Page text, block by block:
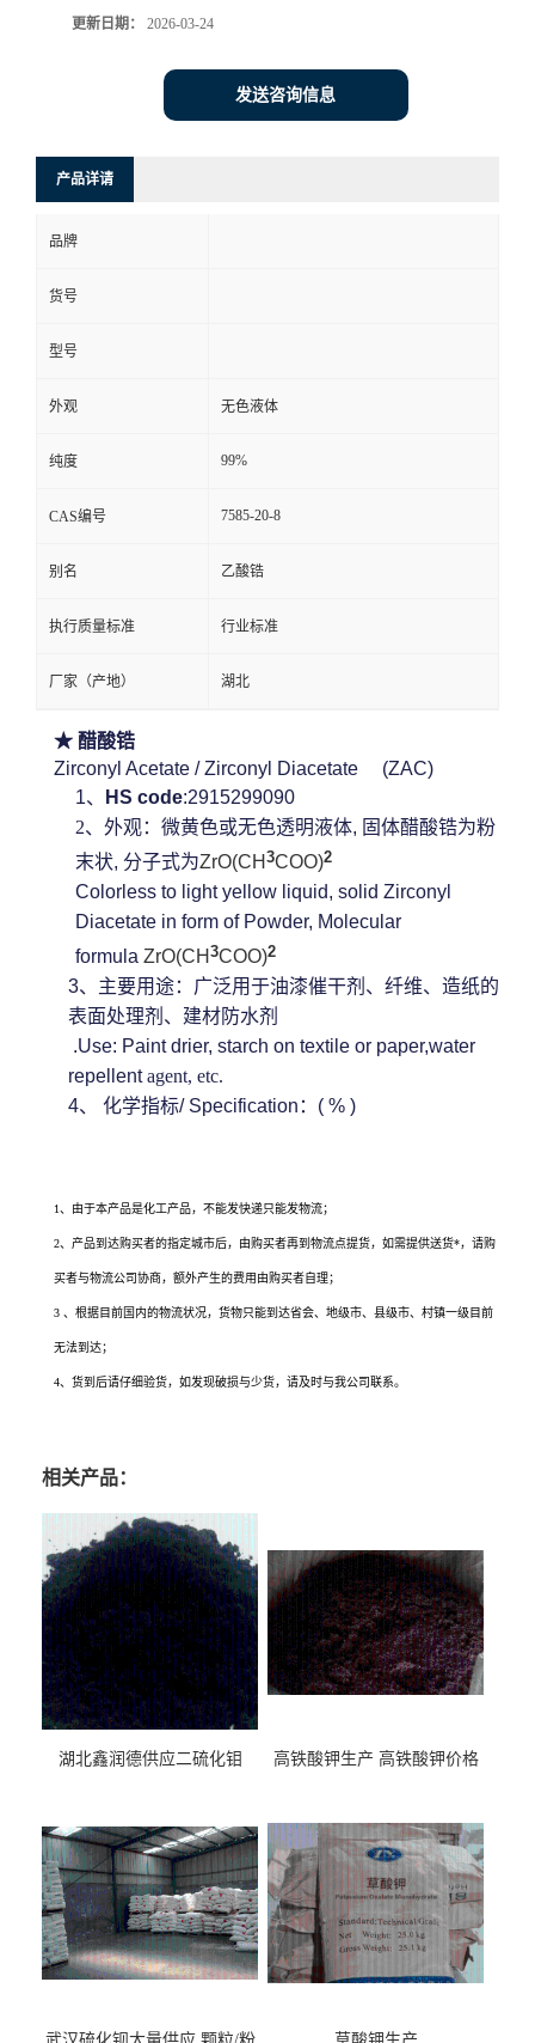
更新日期： 2026-03-24
发送咨询信息
产品详请
品牌
货号
型号
外观 无色液体
纯度 99%
CAS编号 7585-20-8
别名 乙酸锆
执行质量标准 行业标准
厂家（产地） 湖北
★ 醋酸锆
Zirconyl Acetate / Zirconyl Diacetate (ZAC)
1、
HS code:2915299090
2、外观：微黄色或无色透明液体, 固体醋酸锆为粉
末状, 分子式为ZrO(CH 3COO)2
Colorless to light yellow liquid, solid Zirconyl
Diacetate in form of Powder, Molecular
formula ZrO(CH 3COO)2
3、主要用途：广泛用于油漆催干剂、纤维、造纸的
表面处理剂、建材防水剂
.Use: Paint drier, starch on textile or paper,water
repellentagent, etc.
4、 化学指标/ Specification ： ( % )
1、由于本产品是化工产品，不能发快递只能发物流；
2、产品到达购买者的指定城市后，由购买者再到物流点提货，如需提供送货*，请购
买者与物流公司协商，额外产生的费用由购买者自理；
3 、根据目前国内的物流状况，货物只能到达省会、地级市、县级市、村镇一级目前
无法到达；
4、货到后请仔细验货，如发现破损与少货，请及时与我公司联系。
相关产品：
湖北鑫润德供应二硫化钼 高铁酸钾生产 高铁酸钾价格